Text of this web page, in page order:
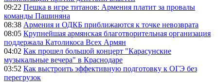
09:22 Пешка в игре титанов: Армения платит за провалы
команды Пашиняна
08:38 Армения и ОДКБ приближаются к точке невозврата
08:05 Крупнейшая армянская благотворительная организация
поддержала Католикоса Всех Армян
04:02 Как прошел большой концерт "Карасунские
музыкальные вечера" в Краснодаре
03:52 Как выстроить эффективную подготовку к ОГЭ без
перегрузок